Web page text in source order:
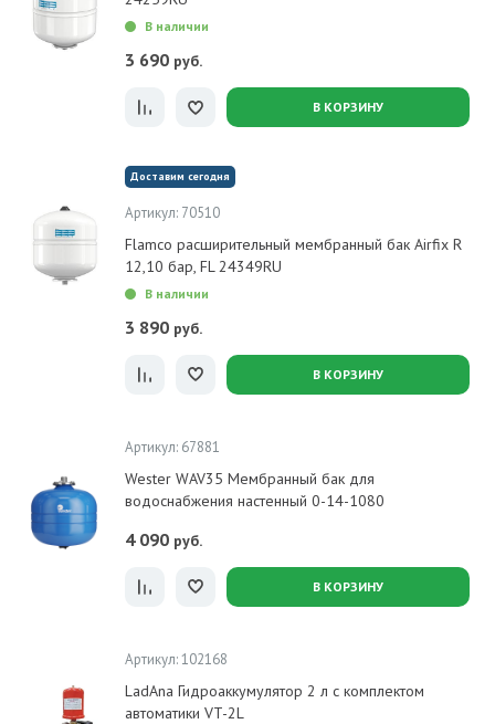
В наличии
3 690 руб.
В КОРЗИНУ
Доставим сегодня
Артикул: 70510
Flamco расширительный мембранный бак Airfix R
12,10 бар, FL 24349RU
В наличии
3 890 руб.
В КОРЗИНУ
Артикул: 67881
Wester WAV35 Мембранный бак для
водоснабжения настенный 0-14-1080
4 090 руб.
В КОРЗИНУ
Артикул: 102168
LadAna Гидроаккумулятор 2 л с комплектом
автоматики VT-2L